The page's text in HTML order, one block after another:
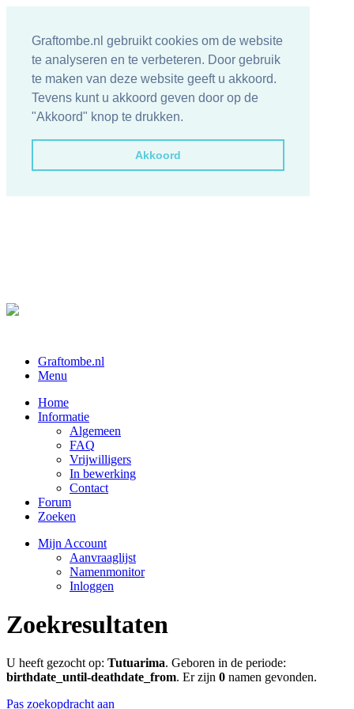
Graftombe.nl gebruikt cookies om de website
te analyseren en te verbeteren. Door gebruik
te maken van deze website geeft u akkoord.
Tevens kunt u akkoord geven door op de
"Akkoord" knop te drukken.
Akkoord
Graftombe.nl
Menu
Home
Informatie
Algemeen
FAQ
Vrijwilligers
In bewerking
Contact
Forum
Zoeken
Mijn Account
Aanvraaglijst
Namenmonitor
Inloggen
Zoekresultaten
U heeft gezocht op: Tutuarima. Geboren in de periode:
birthdate_until-deathdate_from. Er zijn 0 namen gevonden.
Pas zoekopdracht aan